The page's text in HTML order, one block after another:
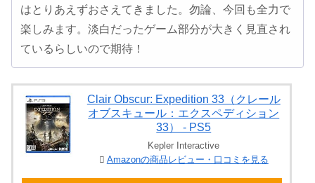
はとりあえずおさえてきました。勿論、今回も全力で
楽しみます。淡白だったゲーム部分が大きく見直され
ているらしいので期待！
Clair Obscur: Expedition 33（クレール
オブスキュール：エクスペディション
33） - PS5
Kepler Interactive
Amazonの商品レビュー・口コミを見る